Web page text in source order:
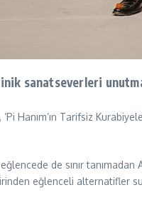
sanatseverleri
‘Pi Hanım’ın Tarifsiz
de sınır
eğlenceli alternatifler